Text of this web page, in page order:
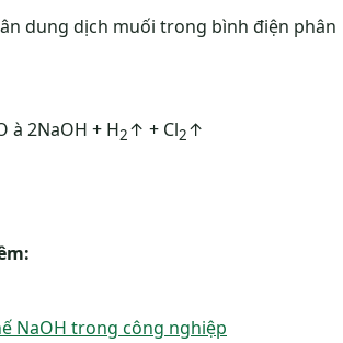
dung dịch muối trong bình điện phân
à 2NaOH + H2↑ + Cl2↑
NaOH trong công nghiệp